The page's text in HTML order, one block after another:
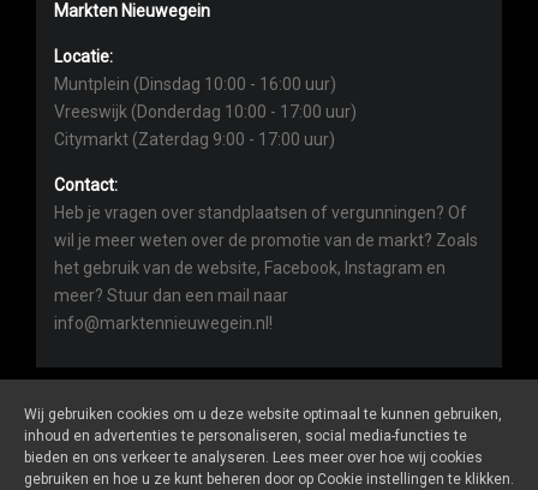
Markten Nieuwegein
Locatie:
Muntplein (Dinsdag 10:00 - 16:00 uur)
Vreeswijk (Donderdag 10:00 - 17:00 uur)
Citymarkt (Zaterdag 9:00 - 17:00 uur)
Contact:
Heb je vragen over standplaatsen of vergunningen? Of
wil je meer weten over de promotie van de markt? Zoals
het gebruik van de website, Facebook, Instagram en
meer? Stuur dan een mail naar
info@marktennieuwegein.nl!
Marktennieuwegein.nlis een website van De Markt Online
Wij gebruiken cookies om u deze website optimaal te kunnen gebruiken,
inhoud en advertenties te personaliseren, social media-functies te
bieden en ons verkeer te analyseren. Lees meer over hoe wij cookies
gebruiken en hoe u ze kunt beheren door op Cookie instellingen te klikken.